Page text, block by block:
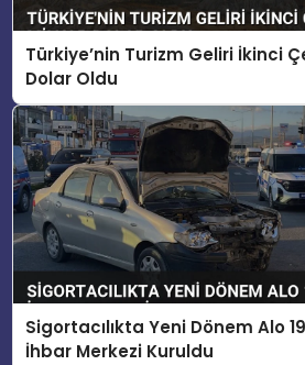
Türkiye’nin Turizm Geliri İkinci
Dolar Oldu
Sigortacılıkta Yeni Dönem Alo
İhbar Merkezi Kuruldu